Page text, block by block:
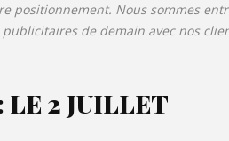
positionnement. Nous sommes
de demain avec nos
LE 2 JUILLET